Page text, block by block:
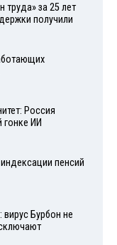
труда» за 25 лет
получили
Россия
гонке ИИ
пенсий
Бурбон не